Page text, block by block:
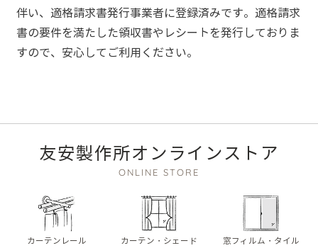
伴い、適格請求書発行事業者に登録済みです。適格請求
書の要件を満たした領収書やレシートを発行しておりま
すので、安心してご利用ください。
友安製作所オンラインストア
ONLINE STORE
カーテンレール カーテン・シェード 窓フィルム・タイル